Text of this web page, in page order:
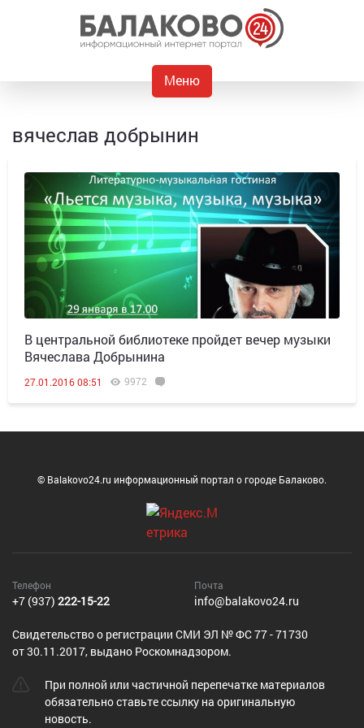
Меню
вячеслав добрынин
В центральной библиотеке пройдет вечер музыки
Вячеслава Добрынина
27.01.2016 08:51 9972
© Balakovo24.ru информационный портал о городе Балаково.
Телефон
+7 (937) 222-15-22
Почта
info@balakovo24.ru
Cвидетельство о регистрации СМИ ЭЛ № ФС 77 - 71730
от 30.11.2017, выдано Роскомнадзором.
При полной или частичной перепечатке материалов
обязательно ставьте ссылку на оригинальную
новость.